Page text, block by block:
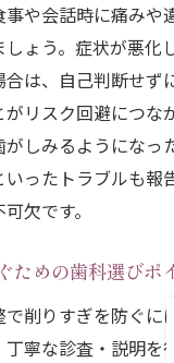
や会話時に痛みや
ょう。症状が悪化
は、自己判断せず
リスク回避につな
がしみるようにな
ったトラブルも報
欠です。
ための歯科選びポ
削りすぎを防ぐに
寧な診査・説明を